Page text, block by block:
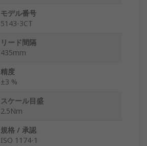
モデル番号
5143-3CT
リード間隔
435mm
精度
±3 %
スケール目盛
2.5Nm
規格 / 承認
ISO 1174-1